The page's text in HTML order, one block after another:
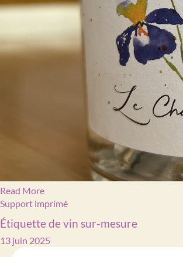
Read More
Support imprimé
Étiquette de vin sur-mesure
13 juin 2025